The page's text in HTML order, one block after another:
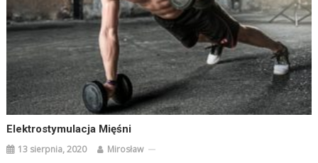
Elektrostymulacja Mięśni
13 sierpnia, 2020 Mirosław